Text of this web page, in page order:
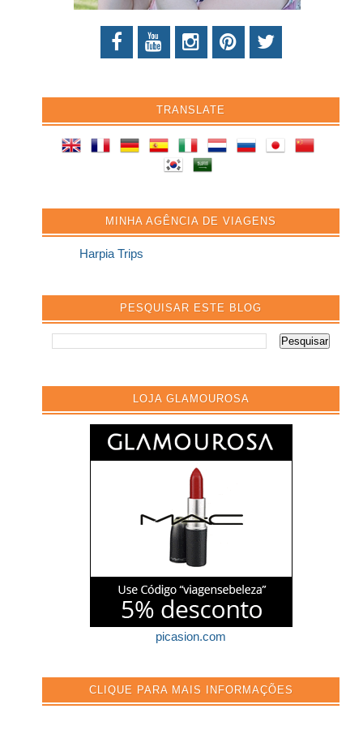
TRANSLATE
MINHA AGÊNCIA DE VIAGENS
Harpia Trips
PESQUISAR ESTE BLOG
LOJA GLAMOUROSA
picasion.com
CLIQUE PARA MAIS INFORMAÇÕES